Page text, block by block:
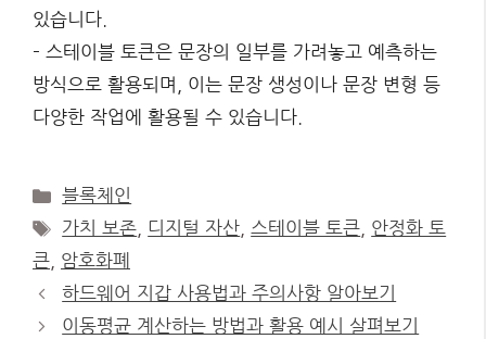
있습니다.
– 스테이블 토큰은 문장의 일부를 가려놓고 예측하는
방식으로 활용되며, 이는 문장 생성이나 문장 변형 등
다양한 작업에 활용될 수 있습니다.
Categories
블록체인
Tags
가치 보존 디지털 자산 ,스테이블 토큰
안정화 토
큰
암호화폐
하드웨어 지갑 사용법과 주의사항 알아보기
이동평균 계산하는 방법과 활용 예시 살펴보기